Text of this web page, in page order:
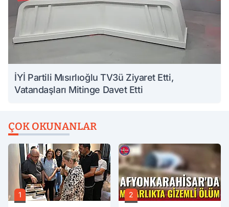
İYİ Partili Mısırlıoğlu TV3ü Ziyaret Etti,
Vatandaşları Mitinge Davet Etti
ÇOK OKUNANLAR
1 2